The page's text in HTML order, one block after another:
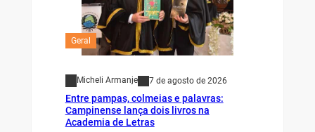
Geral
Micheli Armanje 7 de agosto de 2026
Entre pampas, colmeias e palavras:
Campinense lança dois livros na
Academia de Letras